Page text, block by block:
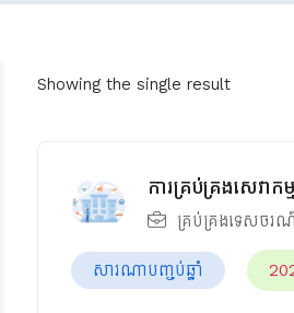
Showing the single result
ការគ្រប់គ្រងសេវា
គ្រប់គ្រងទេសចរ
សារណាបញ្ចប់ឆ្នាំ